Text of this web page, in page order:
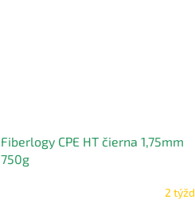
Fiberlogy CPE HT čierna 1,75mm
750g
2